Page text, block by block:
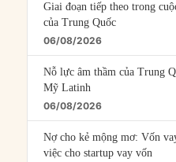
Giai đoạn tiếp theo trong
của Trung Quốc
06/08/2026
Nỗ lực âm thầm của Trung
Mỹ Latinh
06/08/2026
Nợ cho kẻ mộng mơ: Vốn
việc cho startup vay vốn